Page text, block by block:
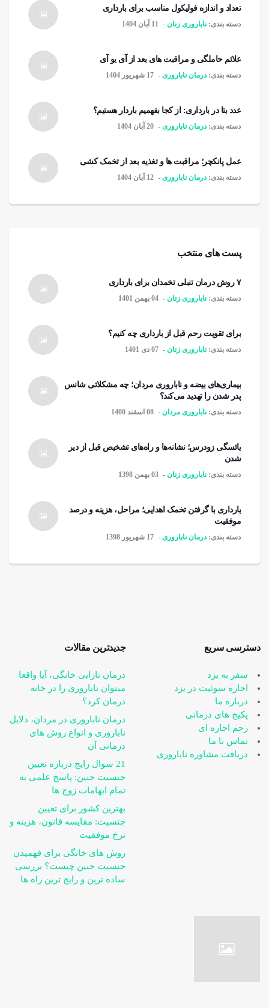
تعداد و اندازه فولیکول مناسب برای بارداری
دسته بندی: ناباروری زنان 11 آبان 1404
علائم حاملگی و مراقبت های بعد از آی یو آی
دسته بندی: درمان ناباروری 17 شهریور 1404
عدد بتا در بارداری: از کجا بفهمیم باردار هستیم؟
دسته بندی: درمان ناباروری 20 آبان 1404
عمل پانکچر؛ مراقبت ها و تغذیه بعد از تخمک کشی
دسته بندی: درمان ناباروری 12 آبان 1404
پست های منتخب
۷ روش درمان تنبلی تخمدان برای بارداری
دسته بندی: ناباروری زنان 04 بهمن 1401
برای تقویت رحم قبل از بارداری چه کنیم؟
دسته بندی: ناباروری زنان 07 دی 1401
بیماری‌های بیضه و ناباروری مردان؛ چه مشکلاتی شانس
پدر شدن را تهدید می‌کند؟
دسته بندی: ناباروری مردان 08 اسفند 1400
یائسگی زودرس؛ نشانه‌ها و راه‌های تشخیص قبل از دیر
شدن
دسته بندی: ناباروری زنان 03 بهمن 1398
بارداری با گرفتن تخمک اهدایی؛ مراحل، هزینه و درصد
موفقیت
دسته بندی: درمان ناباروری 17 شهریور 1398
دسترسی سریع
سفر به یزد
اجاره سوئیت در یزد
درباره ما
پکیج های درمانی
رحم اجاره ای
تماس با ما
دریافت مشاوره ناباروری
جدیدترین مقالات
درمان نازایی خانگی، آیا واقعا
می‎توان ناباروری را در خانه
درمان کرد؟
درمان ناباروری در مردان، دلایل
ناباروری و انواع روش های
درمانی آن
21 سوال رایج درباره تعیین
جنسیت جنین: پاسخ علمی به
تمام ابهامات زوج ها
بهترین کشور برای تعیین
جنسیت: مقایسه قانون، هزینه و
نرخ موفقیت
روش های خانگی برای فهمیدن
جنسیت جنین چیست؟ بررسی
ساده ترین و رایج ترین راه ها